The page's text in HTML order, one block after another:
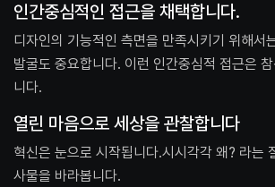
인간중심적인 접근을 채택합니다.
디자인의 기능적인 측면을 만족시키기 위해서
발굴도 중요합니다. 이런 인간중심적 접근은
니다.
열린 마음으로 세상을 관찰합니다
혁신은 눈으로 시작됩니다.시시각각 왜? 라는
사물을 바라봅니다.